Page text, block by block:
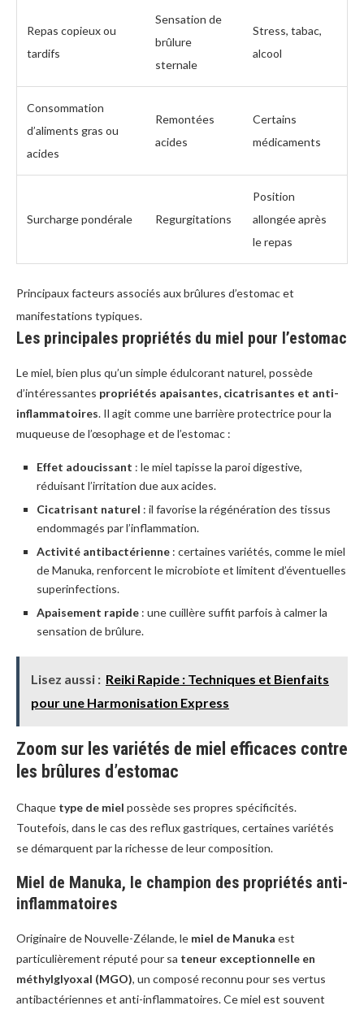
Repas copieux ou
tardifs
Sensation de
brûlure
sternale
Stress, tabac,
alcool
Consommation
d’aliments gras ou
acides
Remontées
acides
Certains
médicaments
Surcharge pondérale Regurgitations
Position
allongée après
le repas
Principaux facteurs associés aux brûlures d’estomac et
manifestations typiques.
Les principales propriétés du miel pour l’estomac
Le miel, bien plus qu’un simple édulcorant naturel, possède
d’intéressantes propriétés apaisantes, cicatrisantes et anti-
inflammatoires. Il agit comme une barrière protectrice pour la
muqueuse de l’œsophage et de l’estomac :
Effet adoucissant : le miel tapisse la paroi digestive,
réduisant l’irritation due aux acides.
Cicatrisant naturel : il favorise la régénération des tissus
endommagés par l’inflammation.
Activité antibactérienne : certaines variétés, comme le miel
de Manuka, renforcent le microbiote et limitent d’éventuelles
superinfections.
Apaisement rapide : une cuillère suffit parfois à calmer la
sensation de brûlure.
Lisez aussi : Reiki Rapide : Techniques et Bienfaits
pour une Harmonisation Express
Zoom sur les variétés de miel efficaces contre
les brûlures d’estomac
Chaque type de miel possède ses propres spécificités.
Toutefois, dans le cas des reflux gastriques, certaines variétés
se démarquent par la richesse de leur composition.
Miel de Manuka, le champion des propriétés anti-
inflammatoires
Originaire de Nouvelle-Zélande, le miel de Manuka est
particulièrement réputé pour sa teneur exceptionnelle en
méthylglyoxal (MGO), un composé reconnu pour ses vertus
antibactériennes et anti-inflammatoires. Ce miel est souvent